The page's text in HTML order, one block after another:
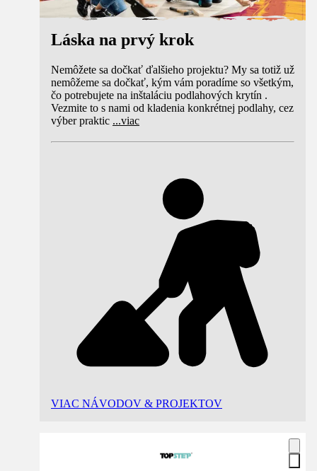
Láska na prvý krok
Nemôžete sa dočkať ďalšieho projektu? My sa totiž už
nemôžeme sa dočkať, kým vám poradíme so všetkým,
čo potrebujete na inštaláciu podlahových krytín .
Vezmite to s nami od kladenia konkrétnej podlahy, cez
výber praktic ...viac
VIAC NÁVODOV & PROJEKTOV